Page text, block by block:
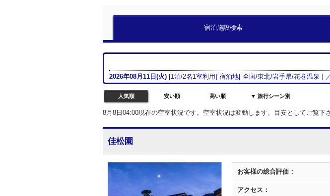
宿泊施設検索
2026年08月 11日(火) [1泊/2名 1室利用] 宿泊地[ 全国/東北/岩手県/花巻温泉 ]
人気順 安い順 高い順 ▼ 旅行シーン別
8月8日04:00現在の空室状況です。空室状況は変動します。目安としてご覧下さ
佳松園
お客様の総合評価：
アクセス：